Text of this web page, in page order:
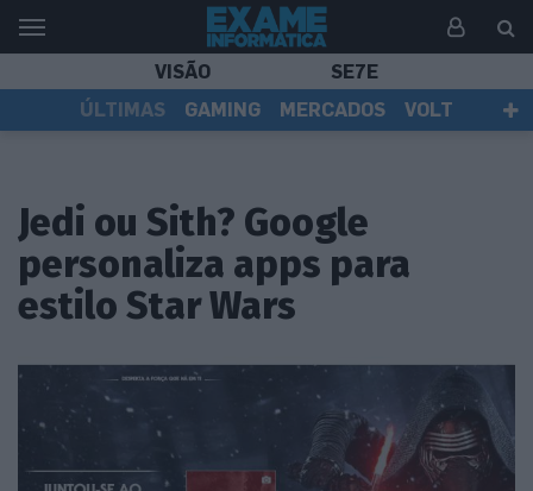
VISÃO
SE7E
ÚLTIMAS
GAMING MERCADOS
VOLT
Jedi ou Sith? Google
personaliza apps para
estilo Star Wars